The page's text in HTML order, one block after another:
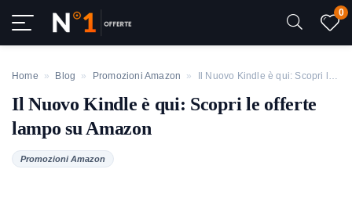
0
Home » Blog » Promozioni Amazon » Il Nuovo Kindle è qui: Scopri le offerte lampo su Amazon
Il Nuovo Kindle è qui: Scopri le offerte
lampo su Amazon
Promozioni Amazon